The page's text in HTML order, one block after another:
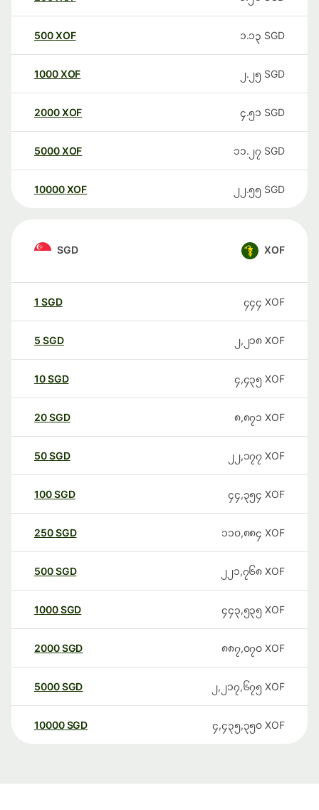
500XOF ၁.၁၃ SGD
1000XOF ၂.၂၅ SGD
2000XOF ၄.၅၁ SGD
5000XOF ၁၁.၂၇ SGD
10000 XOF ၂၂.၅၅ SGD
SGD XOF
1 SGD ၄၄၄ XOF
5 SGD ၂,၂၁၈ XOF
10SGD ၄,၄၃၅ XOF
20SGD ၈,၈၇၁ XOF
50SGD ၂၂,၁၇၇ XOF
100SGD ၄၄,၃၅၄ XOF
250SGD ၁၁၀,၈၈၄ XOF
500SGD ၂၂၁,၇၆၈ XOF
1000SGD ၄၄၃,၅၃၅ XOF
2000SGD ၈၈၇,၀၇၀ XOF
5000SGD ၂,၂၁၇,၆၇၅ XOF
10000 SGD ၄,၄၃၅,၃၅၀ XOF